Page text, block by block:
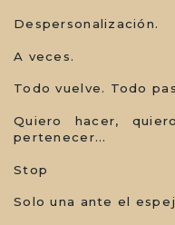
Despersonalización.
A veces.
Todo vuelve. Todo
Quiero hacer,
pertenecer...
Stop
Solo una ante el